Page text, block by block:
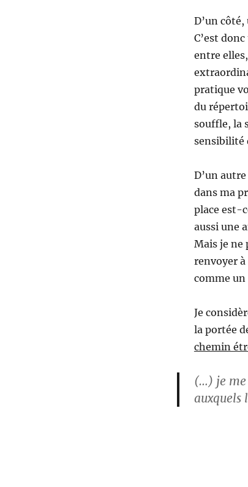
D’un
C’est
entre
pratique
du
souffle, la
sensibilité
D’un
dans ma
place est-
aussi une
Mais je ne
renvoyer
comme
Je
la portée
chemin
(…) je me
auxquels